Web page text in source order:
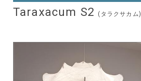
Taraxacum S2 (タラクサカム)